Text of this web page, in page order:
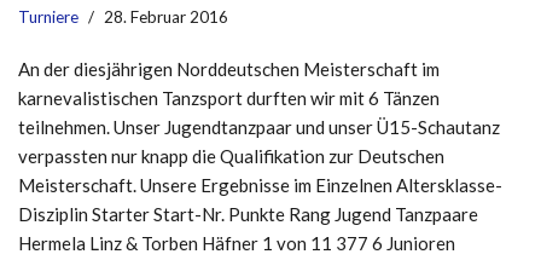
Turniere 28. Februar 2016
An der diesjährigen Norddeutschen Meisterschaft im
karnevalistischen Tanzsport durften wir mit 6 Tänzen
teilnehmen. Unser Jugendtanzpaar und unser Ü15-Schautanz
verpassten nur knapp die Qualifikation zur Deutschen
Meisterschaft. Unsere Ergebnisse im Einzelnen Altersklasse-
Disziplin Starter Start-Nr. Punkte Rang Jugend Tanzpaare
Hermela Linz & Torben Häfner 1 von 11 377 6 Junioren